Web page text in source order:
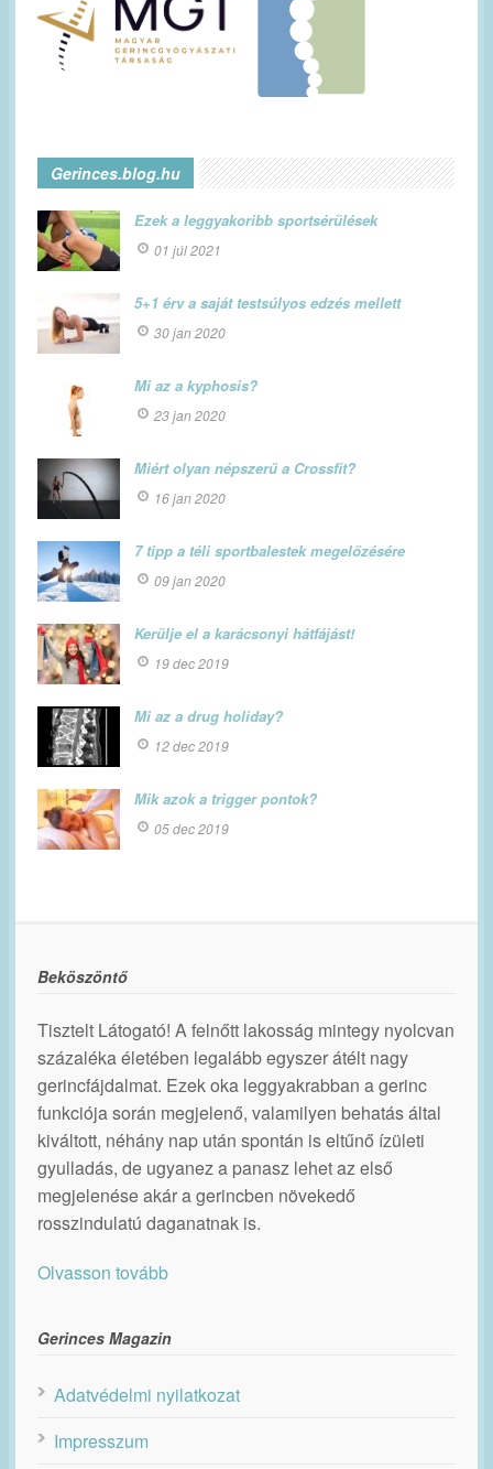
Gerinces.blog.hu
Ezek a leggyakoribb sportsérülések
01 júl 2021
5+1 érv a saját testsúlyos edzés mellett
30 jan 2020
Mi az a kyphosis?
23 jan 2020
Miért olyan népszerű a Crossfit?
16 jan 2020
7 tipp a téli sportbalestek megelőzésére
09 jan 2020
Kerülje el a karácsonyi hátfájást!
19 dec 2019
Mi az a drug holiday?
12 dec 2019
Mik azok a trigger pontok?
05 dec 2019
Beköszöntő
Tisztelt Látogató! A felnőtt lakosság mintegy nyolcvan
százaléka életében legalább egyszer átélt nagy
gerincfájdalmat. Ezek oka leggyakrabban a gerinc
funkciója során megjelenő, valamilyen behatás által
kiváltott, néhány nap után spontán is eltűnő ízületi
gyulladás, de ugyanez a panasz lehet az első
megjelenése akár a gerincben növekedő
rosszindulatú daganatnak is.
Olvasson tovább
Gerinces Magazin
Adatvédelmi nyilatkozat
Impresszum